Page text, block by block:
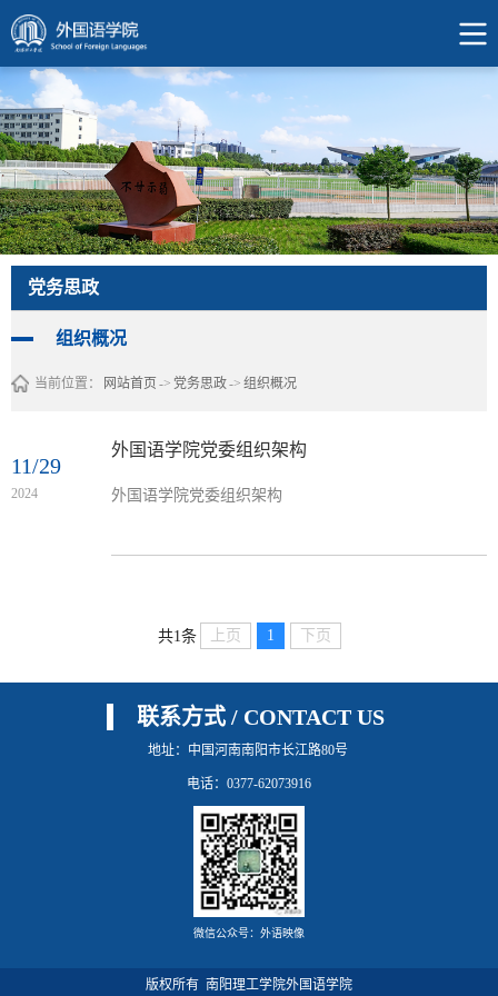
党务思政
组织概况
当前位置： 网站首页 -> 党务思政-> 组织概况
11/29
2024
外国语学院党委组织架构
外国语学院党委组织架构
共1条 上页 1 下页
联系方式 / CONTACT US
地址：中国河南南阳市长江路80号
电话：0377-62073916
微信公众号：外语映像
版权所有 南阳理工学院外国语学院